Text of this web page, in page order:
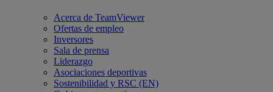
Acerca de TeamViewer
Ofertas de empleo
Inversores
Sala de prensa
Liderazgo
Asociaciones deportivas
Sostenibilidad y RSC (EN)